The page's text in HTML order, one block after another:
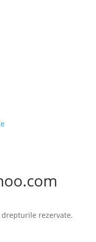
drepturile rezervate.